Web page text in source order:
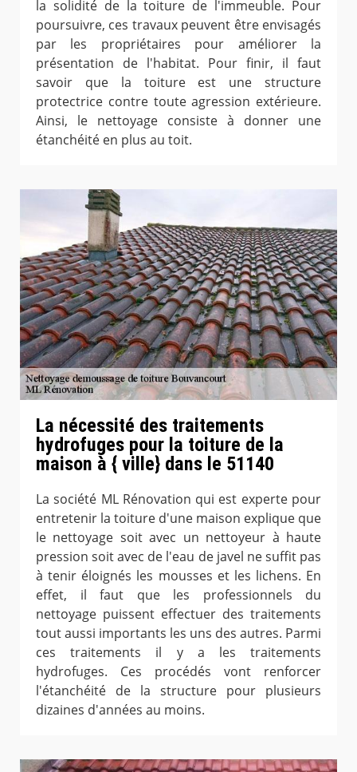
la solidité de la toiture de l'immeuble. Pour
poursuivre, ces travaux peuvent être envisagés
par les propriétaires pour améliorer la
présentation de l'habitat. Pour finir, il faut
savoir que la toiture est une structure
protectrice contre toute agression extérieure.
Ainsi, le nettoyage consiste à donner une
étanchéité en plus au toit.
La nécessité des traitements
hydrofuges pour la toiture de la
maison à { ville} dans le 51140
La société ML Rénovation qui est experte pour
entretenir la toiture d'une maison explique que
le nettoyage soit avec un nettoyeur à haute
pression soit avec de l'eau de javel ne suffit pas
à tenir éloignés les mousses et les lichens. En
effet, il faut que les professionnels du
nettoyage puissent effectuer des traitements
tout aussi importants les uns des autres. Parmi
ces traitements il y a les traitements
hydrofuges. Ces procédés vont renforcer
l'étanchéité de la structure pour plusieurs
dizaines d'années au moins.